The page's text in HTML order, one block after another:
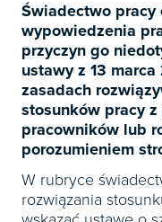
Świadectwo
wypowiedzenia
przyczyn go
ustawy z 13
zasadach
stosunków pracy
pracowników lub
porozumieniem
W rubryce
rozwiązania